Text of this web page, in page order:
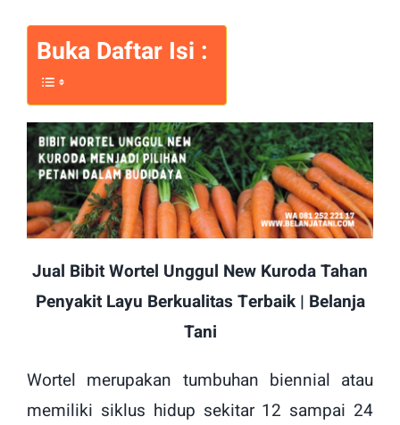
Buka Daftar Isi :
Jual Bibit Wortel Unggul New Kuroda Tahan
Penyakit Layu Berkualitas Terbaik | Belanja
Tani
Wortel merupakan tumbuhan biennial atau
memiliki siklus hidup sekitar 12 sampai 24